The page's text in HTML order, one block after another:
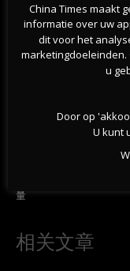
罢工有效了？荷兰近半数
量
相关文章
China Times maakt
informatie over uw
dit voor het
u
Door op
U kunt